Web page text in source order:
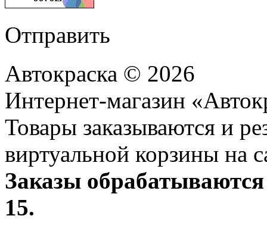
Отправить
Автокраска © 2026
Интернет-магазин
Товары заказываются и
виртуальной корзины на
Заказы
15.